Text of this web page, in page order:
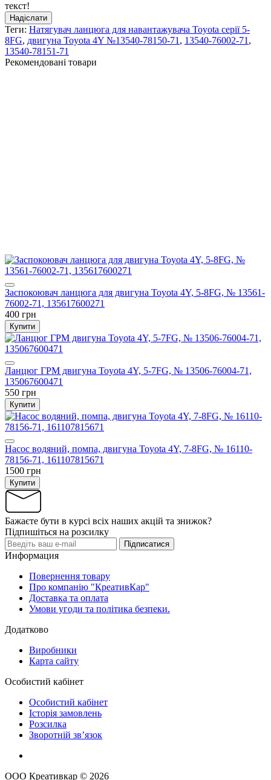
текст!
Надіслати
Теги: Натягувач ланцюга для навантажувача Toyota серії 5-
8FG, двигуна Toyota 4Y №13540-78150-71 , 13540-76002-71 ,
13540-78151-71
Рекомендовані товари
Заспокоювач ланцюга для двигуна Toyota 4Y, 5-8FG, № 13561-
76002-71, 135617600271
400 грн
Купити
Ланцюг ГРМ двигуна Toyota 4Y, 5-7FG, № 13506-76004-71,
135067600471
550 грн
Купити
Насос водяний, помпа, двигуна Toyota 4Y, 7-8FG, № 16110-
78156-71, 161107815671
1500 грн
Купити
Бажаєте бути в курсі всіх наших акцій та знижок?
Підпишіться на розсилку
Підписатися
Информация
Повернення товару
Про компанію "КреативКар"
Доставка та оплата
Умови угоди та політика безпеки.
Додатково
Виробники
Карта сайту
Особистий кабінет
Особистий кабінет
Історія замовлень
Розсилка
Зворотній зв’язок
ООО Креативкар © 2026